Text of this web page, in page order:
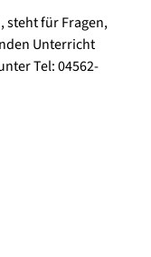
steht für Fragen,
Unterricht
Tel: 04562-